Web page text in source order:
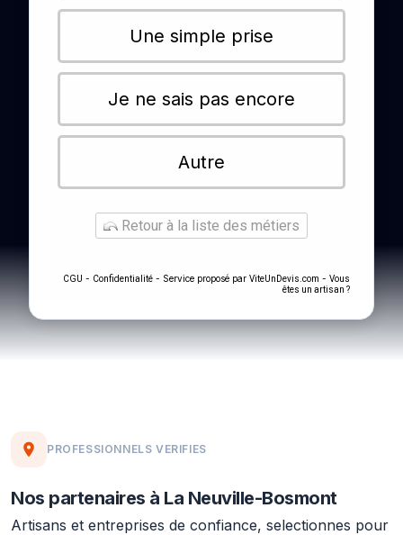
Une simple prise
Je ne sais pas encore
Autre
Retour à la liste des métiers
CGU - Confidentialité - Service proposé par ViteUnDevis.com - Vous
êtes un artisan ?
PROFESSIONNELS VERIFIES
Nos partenaires à La Neuville-Bosmont
Artisans et entreprises de confiance, selectionnes pour